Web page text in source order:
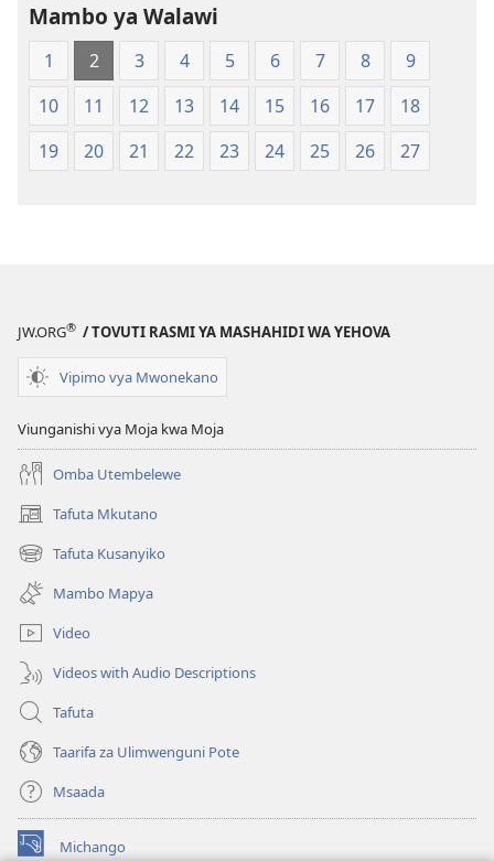
Tafsiri
ya
Ulimwengu
Mpya
(Chapa
ya
Mambo ya Walawi
1 2 3 4 5 6 7 8
9
10
11 12 13 14 15 16 17
18
19
20 21 22 23 24 25 26 27
JW.ORG® / TOVUTI RASMI YA MASHAHIDI WA YEHOVA
Vipimo vya Mwonekano
Viunganishi vya Moja kwa Moja
Omba Utembelewe
Tafuta Mkutano
(opens
new
window)
Tafuta Kusanyiko
(opens
new
window)
Mambo Mapya
Video
Videos with Audio Descriptions
Tafuta
Taarifa za Ulimwenguni Pote
Msaada
Michango
(opens